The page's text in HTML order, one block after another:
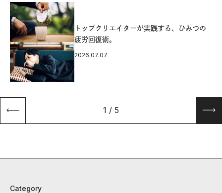
トップクリエイターが実践する、ひみつの
疲労回復術。
2026.07.07
1 / 5
Category